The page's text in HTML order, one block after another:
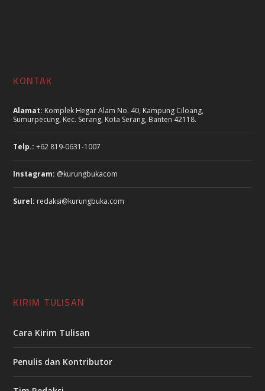
KONTAK
Alamat: Komplek Hegar Alam No. 40, Kampung Ciloang,
Sumurpecung, Kec. Serang, Kota Serang, Banten 42118.
Telp.: +62 819-0631-1007
Instagram: @kurungbukacom
Surel: redaksi@kurungbuka.com
KIRIM TULISAN
Cara Kirim Tulisan
Penulis dan Kontributor